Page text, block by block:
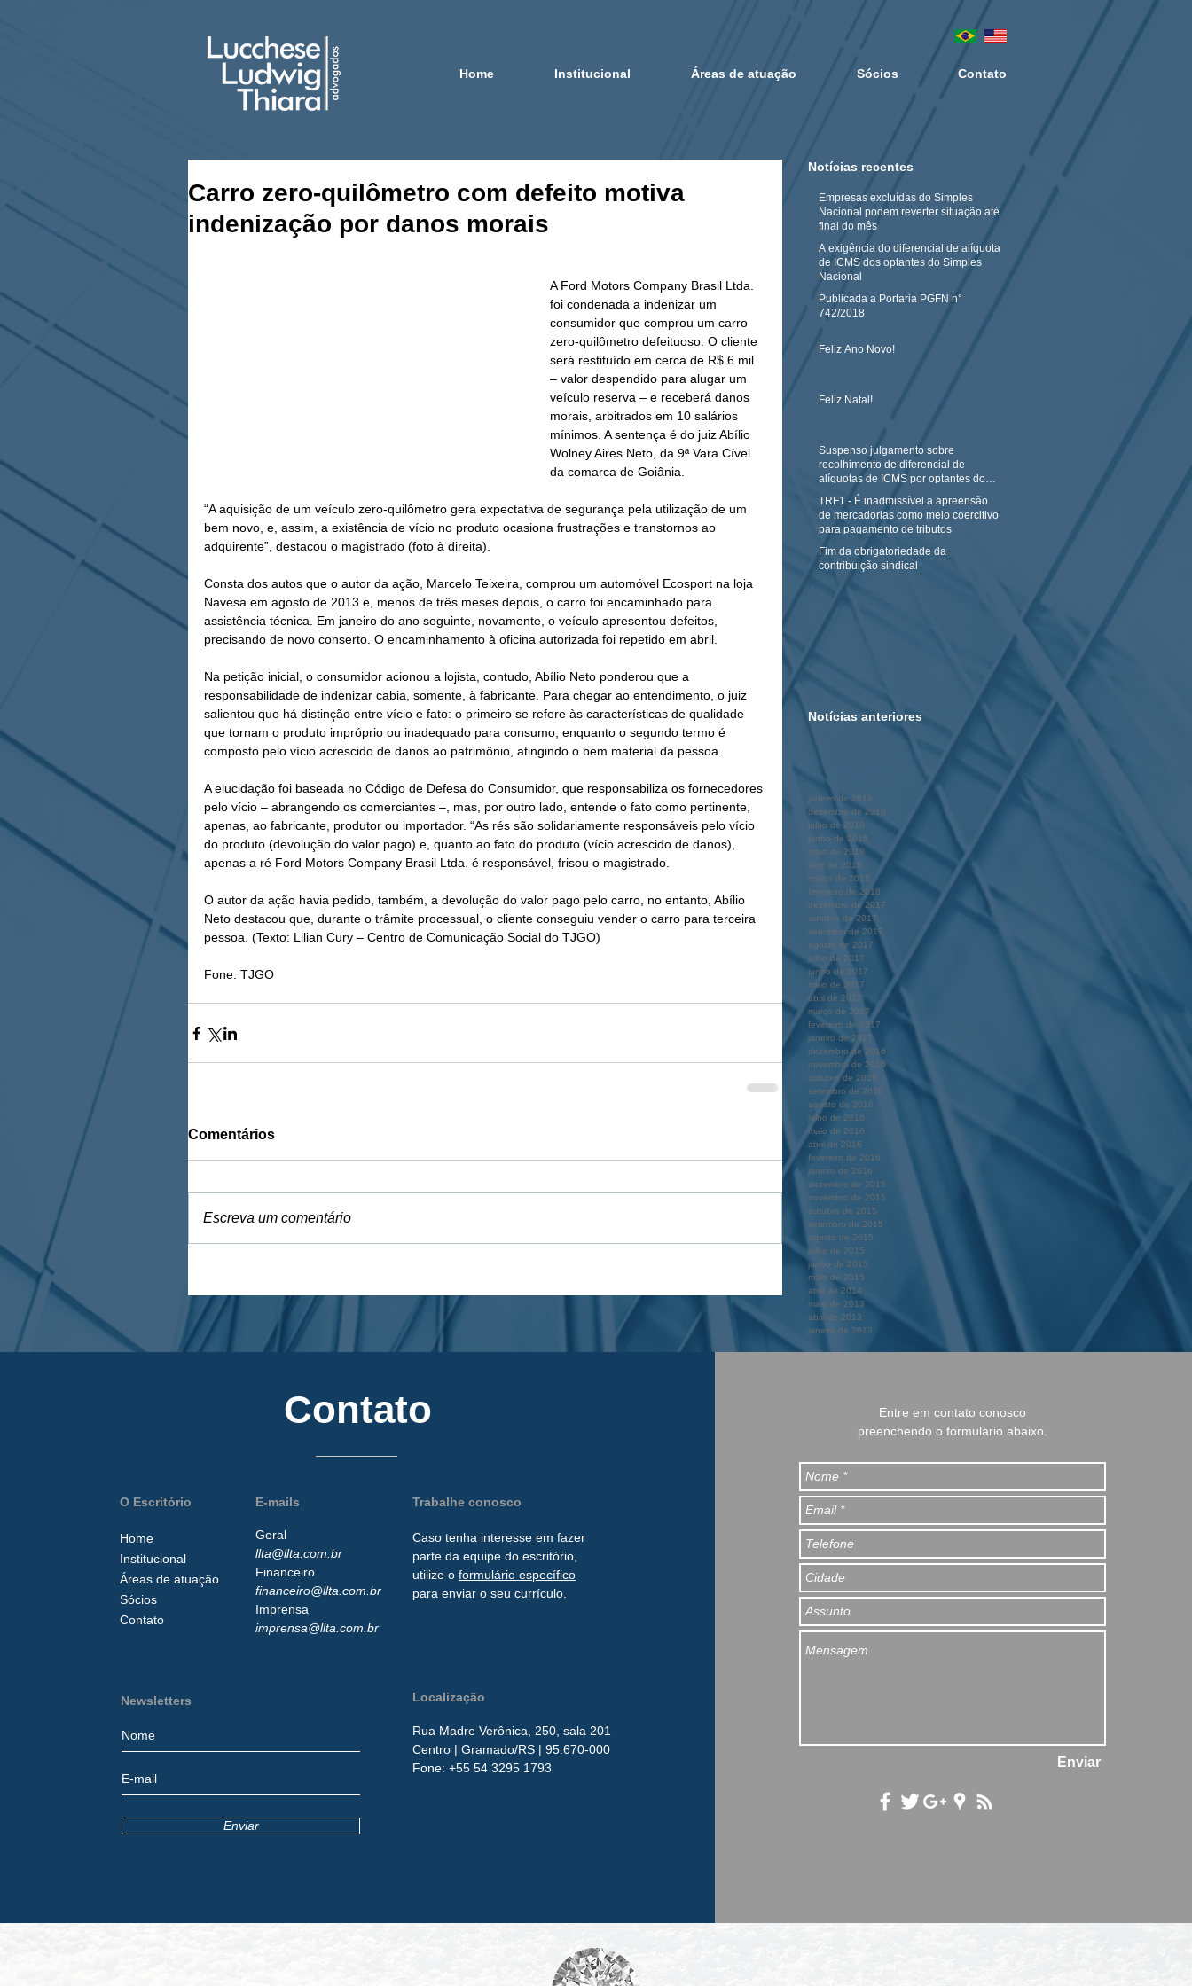
Home Institucional Áreas de atuação Sócios Contato
Carro zero-quilômetro com defeito motiva
indenização por danos morais
A Ford Motors Company Brasil Ltda.
foi condenada a indenizar um
consumidor que comprou um carro
zero-quilômetro defeituoso. O cliente
será restituído em cerca de R$ 6 mil
– valor despendido para alugar um
veículo reserva – e receberá danos
morais, arbitrados em 10 salários
mínimos. A sentença é do juiz Abílio
Wolney Aires Neto, da 9ª Vara Cível
da comarca de Goiânia.
“A aquisição de um veículo zero-quilômetro gera expectativa de segurança pela utilização de um
bem novo, e, assim, a existência de vício no produto ocasiona frustrações e transtornos ao
adquirente”, destacou o magistrado (foto à direita).
Consta dos autos que o autor da ação, Marcelo Teixeira, comprou um automóvel Ecosport na loja
Navesa em agosto de 2013 e, menos de três meses depois, o carro foi encaminhado para
assistência técnica. Em janeiro do ano seguinte, novamente, o veículo apresentou defeitos,
precisando de novo conserto. O encaminhamento à oficina autorizada foi repetido em abril.
Na petição inicial, o consumidor acionou a lojista, contudo, Abílio Neto ponderou que a
responsabilidade de indenizar cabia, somente, à fabricante. Para chegar ao entendimento, o juiz
salientou que há distinção entre vício e fato: o primeiro se refere às características de qualidade
que tornam o produto impróprio ou inadequado para consumo, enquanto o segundo termo é
composto pelo vício acrescido de danos ao patrimônio, atingindo o bem material da pessoa.
A elucidação foi baseada no Código de Defesa do Consumidor, que responsabiliza os fornecedores
pelo vício – abrangendo os comerciantes –, mas, por outro lado, entende o fato como pertinente,
apenas, ao fabricante, produtor ou importador. “As rés são solidariamente responsáveis pelo vício
do produto (devolução do valor pago) e, quanto ao fato do produto (vício acrescido de danos),
apenas a ré Ford Motors Company Brasil Ltda. é responsável, frisou o magistrado.
O autor da ação havia pedido, também, a devolução do valor pago pelo carro, no entanto, Abílio
Neto destacou que, durante o trâmite processual, o cliente conseguiu vender o carro para terceira
pessoa. (Texto: Lilian Cury – Centro de Comunicação Social do TJGO)
Fone: TJGO
Comentários
Escreva um comentário
Notícias recentes
Empresas excluídas do Simples
Nacional podem reverter situação até
final do mês
A exigência do diferencial de alíquota
de ICMS dos optantes do Simples
Nacional
Publicada a Portaria PGFN n°
742/2018
Feliz Ano Novo!
Feliz Natal!
Suspenso julgamento sobre
recolhimento de diferencial de
alíquotas de ICMS por optantes do
Simples N
TRF1 - É inadmissível a apreensão
de mercadorias como meio coercitivo
para pagamento de tributos
Fim da obrigatoriedade da
contribuição sindical
Notícias anteriores
janeiro de 2019
dezembro de 2018
julho de 2018
junho de 2018
maio de 2018
abril de 2018
março de 2018
fevereiro de 2018
dezembro de 2017
outubro de 2017
setembro de 2017
agosto de 2017
julho de 2017
junho de 2017
maio de 2017
abril de 2017
março de 2017
fevereiro de 2017
janeiro de 2017
dezembro de 2016
novembro de 2016
outubro de 2016
setembro de 2016
agosto de 2016
julho de 2016
maio de 2016
abril de 2016
fevereiro de 2016
janeiro de 2016
dezembro de 2015
novembro de 2015
outubro de 2015
setembro de 2015
agosto de 2015
julho de 2015
junho de 2015
maio de 2015
abril de 2014
maio de 2013
abril de 2013
janeiro de 2013
Contato
O Escritório
Home
Institucional
Áreas de atuação
Sócios
Contato
E-mails
Geral
llta@llta.com.br
Financeiro
financeiro@llta.com.br
Imprensa
imprensa@llta.com.br
Trabalhe conosco
Caso tenha interesseemfazer
parte daequipe do escritório,
utilize oformulárioespecífico
para enviar o seu currículo.
Enviar
Newsletters Localização
Rua Madre Verônica, 250, sala 201
Centro | Gramado/RS | 95.670-000
​Fone:+55 54 3295 1793
Entre em contato conosco
preenchendo o formulário abaixo.
Enviar